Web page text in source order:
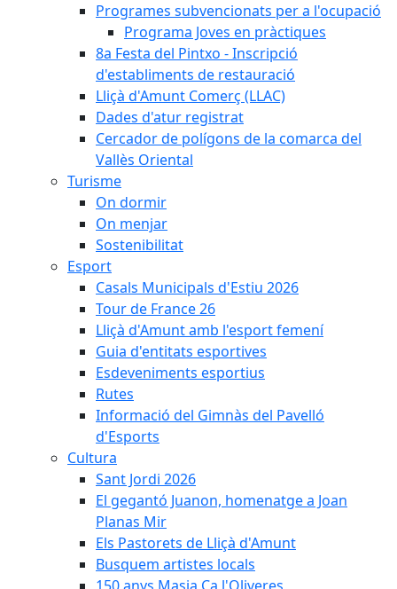
Programes subvencionats per a l'ocupació
Programa Joves en pràctiques
8a Festa del Pintxo - Inscripció
d'establiments de restauració
Lliçà d'Amunt Comerç (LLAC)
Dades d'atur registrat
Cercador de polígons de la comarca del
Vallès Oriental
Turisme
On dormir
On menjar
Sostenibilitat
Esport
Casals Municipals d'Estiu 2026
Tour de France 26
Lliçà d'Amunt amb l'esport femení
Guia d'entitats esportives
Esdeveniments esportius
Rutes
Informació del Gimnàs del Pavelló
d'Esports
Cultura
Sant Jordi 2026
El gegantó Juanon, homenatge a Joan
Planas Mir
Els Pastorets de Lliçà d'Amunt
Busquem artistes locals